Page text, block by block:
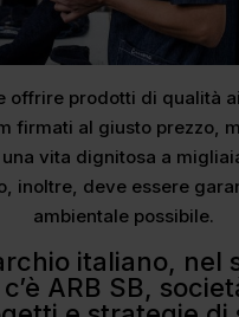
offrire prodotti di qualità
firmati al giusto prezzo,
vita dignitosa a
inoltre, deve essere
ambientale possibile.
italiano, nel
ARB SB,